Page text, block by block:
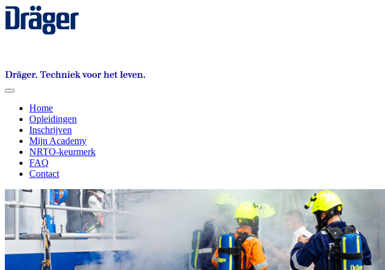
Toggle
navigationHome
Opleidingen
Inschrijven
Mijn Academy
NRTO-keurmerk
FAQ
Contact